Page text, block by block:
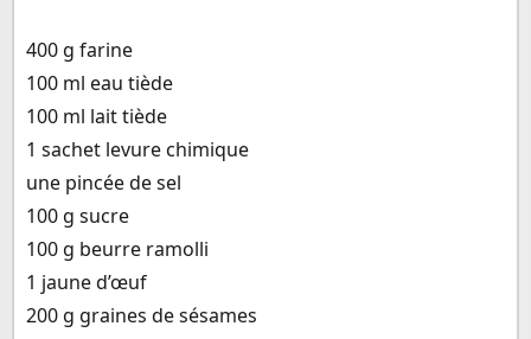
400 g farine
100 ml eau tiède
100 ml lait tiède
1 sachet levure chimique
une pincée de sel
100 g sucre
100 g beurre ramolli
1 jaune d’œuf
200 g graines de sésames